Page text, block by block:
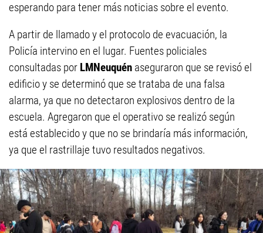
esperando para tener más noticias sobre el evento.
A partir de llamado y el protocolo de evacuación, la
Policía intervino en el lugar. Fuentes policiales
consultadas por LMNeuquén aseguraron que se revisó el
edificio y se determinó que se trataba de una falsa
alarma, ya que no detectaron explosivos dentro de la
escuela. Agregaron que el operativo se realizó según
está establecido y que no se brindaría más información,
ya que el rastrillaje tuvo resultados negativos.